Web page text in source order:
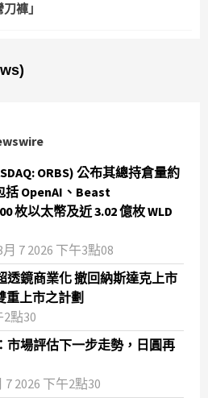
褲」
ORBS) 公布其總持倉量約
括 OpenAI、Beast
枚以太幣及近 3.02 億枚 WLD
7 2026 下午3點08
透鏡商業化 撤回納斯達克上市
重上市之計劃
2點30
市場評估下一步走勢，日圓再
2026 下午2點30